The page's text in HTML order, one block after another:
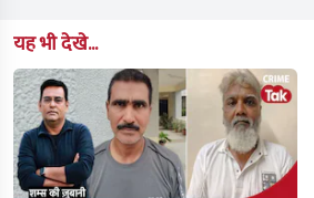
यह भी देखे...